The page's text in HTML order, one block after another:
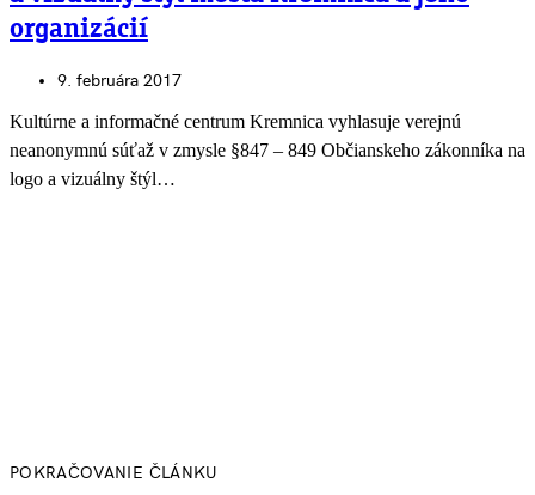
organizácií
9. februára 2017
Kultúrne a informačné centrum Kremnica vyhlasuje verejnú
neanonymnú súťaž v zmysle §847 – 849 Občianskeho zákonníka na
logo a vizuálny štýl…
POKRAČOVANIE ČLÁNKU